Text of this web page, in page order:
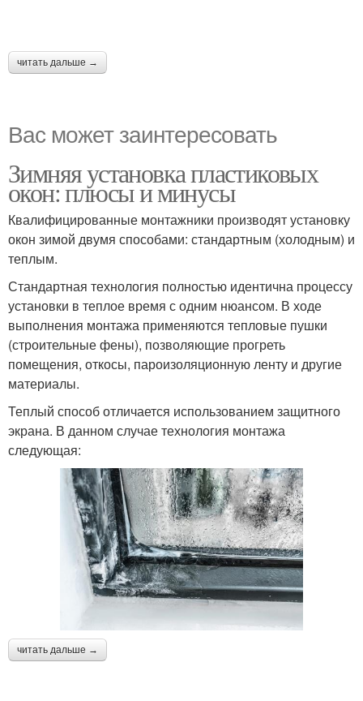
читать дальше →
Вас может заинтересовать
Зимняя установка пластиковых
окон: плюсы и минусы
Квалифицированные монтажники производят установку
окон зимой двумя способами: стандартным (холодным) и
теплым.
Стандартная технология полностью идентична процессу
установки в теплое время с одним нюансом. В ходе
выполнения монтажа применяются тепловые пушки
(строительные фены), позволяющие прогреть
помещения, откосы, пароизоляционную ленту и другие
материалы.
Теплый способ отличается использованием защитного
экрана. В данном случае технология монтажа
следующая:
читать дальше →